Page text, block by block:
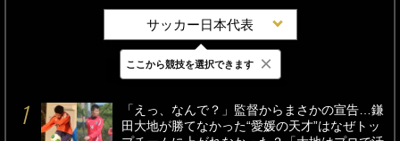
サッカー日本代表
最新 24時間 週間
「えっ、なんで？」監督からまさかの宣告…鎌
田大地が勝てなかった“愛媛の天才”はなぜトッ
ここから競技を選択できます ×